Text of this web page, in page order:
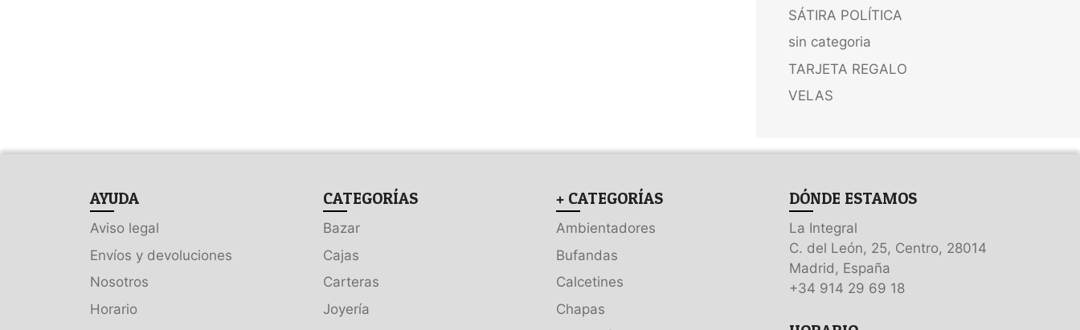
SÁTIRA POLÍTICA
sin categoria
TARJETA REGALO
VELAS
AYUDA
Aviso legal
Envíos y devoluciones
Nosotros
Horario
CATEGORÍAS
Bazar
Cajas
Carteras
Joyería
+ CATEGORÍAS
Ambientadores
Bufandas
Calcetines
Chapas
DÓNDE ESTAMOS
La Integral
C. del León, 25, Centro, 28014
Madrid, España
+34 914 29 69 18